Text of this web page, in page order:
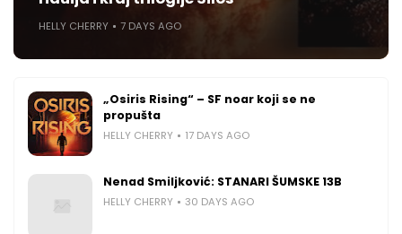
HELLY CHERRY 7 DAYS AGO
„Osiris Rising“ – SF noar koji se ne
propušta
HELLY CHERRY 17 DAYS AGO
Nenad Smiljković: STANARI ŠUMSKE 13B
HELLY CHERRY 30 DAYS AGO